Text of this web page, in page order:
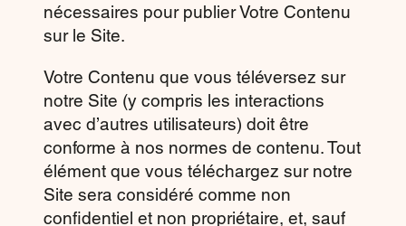
nécessaires pour publier Votre Contenu
sur le Site.
Votre Contenu que vous téléversez sur
notre Site (y compris les interactions
avec d’autres utilisateurs) doit être
conforme à nos normes de contenu. Tout
élément que vous téléchargez sur notre
Site sera considéré comme non
confidentiel et non propriétaire, et, sauf